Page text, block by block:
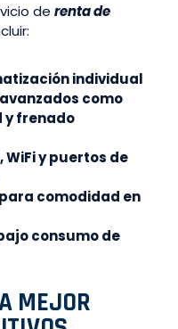
de renta de
individual
como
y frenado
y puertos de
comodidad en
consumo de
MEJOR